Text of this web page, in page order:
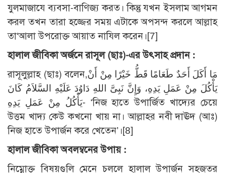
যুলমাজাযে ব্যবসা-বাণিজ্য করত। কিন্তু যখন ইসলাম আগমন
করল তখন তারা হজ্জের সময় এটাকে অপসন্দ করলে আল্লাহ
তা‘আলা উপরোক্ত আয়াত নাযিল করেন।[7]
হালাল জীবিকা অর্জনে রাসূল (ছাঃ)-এর উৎসাহ প্রদান :
রাসূলুল্লাহ (ছাঃ) বলেন,مَا أَكَلَ أَحَدٌ طَعَامًا قَطُّ خَيْرًا مِنْ أَنْ
يَأْكُلَ مِنْ عَمَلِ يَدِهِ، وَإِنَّ نَبِىَّ اللهِ دَاوُدَ عَلَيْهِ السَّلاَمُ كَانَ
يَأْكُلُ مِنْ عَمَلِ يَدِهِ- ‘নিজ হাতে উপার্জিত খাদ্যের চেয়ে
উত্তম খাদ্য কেউ কখনো খায় না। আল্লাহর নবী দাঊদ (আঃ)
নিজ হাতে উপার্জন করে খেতেন’।[8]
হালাল জীবিকা অবলম্বনের উপায় :
নিম্নোক্ত বিষয়গুলি মেনে চললে হালাল উপার্জন সহজতর